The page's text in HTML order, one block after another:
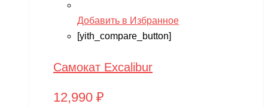
Добавить в Избранное
[yith_compare_button]
Самокат Excalibur
12,990 ₽